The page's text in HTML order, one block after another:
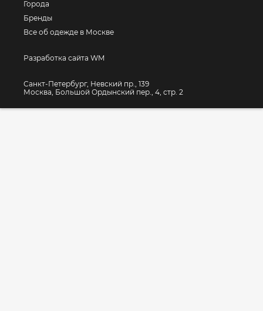
Города
Бренды
Все об одежде в Москве
Разработка сайта WM
Санкт-Петербург, Невский пр., 139
Москва, Большой Ордынский пер., 4, стр. 2